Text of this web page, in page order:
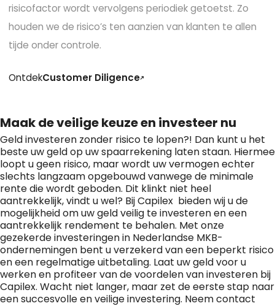
risicofactor wordt vervolgens periodiek getoetst. Zo
houden we de risico’s ten aanzien van klanten te allen
tijde onder controle.
OntdekCustomer Diligence
Maak de veilige keuze en investeer nu
Geld investeren zonder risico te lopen?! Dan kunt u het
beste uw geld op uw spaarrekening laten staan. Hiermee
loopt u geen risico, maar wordt uw vermogen echter
slechts langzaam opgebouwd vanwege de minimale
rente die wordt geboden. Dit klinkt niet heel
aantrekkelijk, vindt u wel? Bij Capilex bieden wij u de
mogelijkheid om uw geld veilig te investeren en een
aantrekkelijk rendement te behalen. Met onze
gezekerde investeringen in Nederlandse MKB-
ondernemingen bent u verzekerd van een beperkt risico
en een regelmatige uitbetaling. Laat uw geld voor u
werken en profiteer van de voordelen van investeren bij
Capilex. Wacht niet langer, maar zet de eerste stap naar
een succesvolle en veilige investering. Neem contact